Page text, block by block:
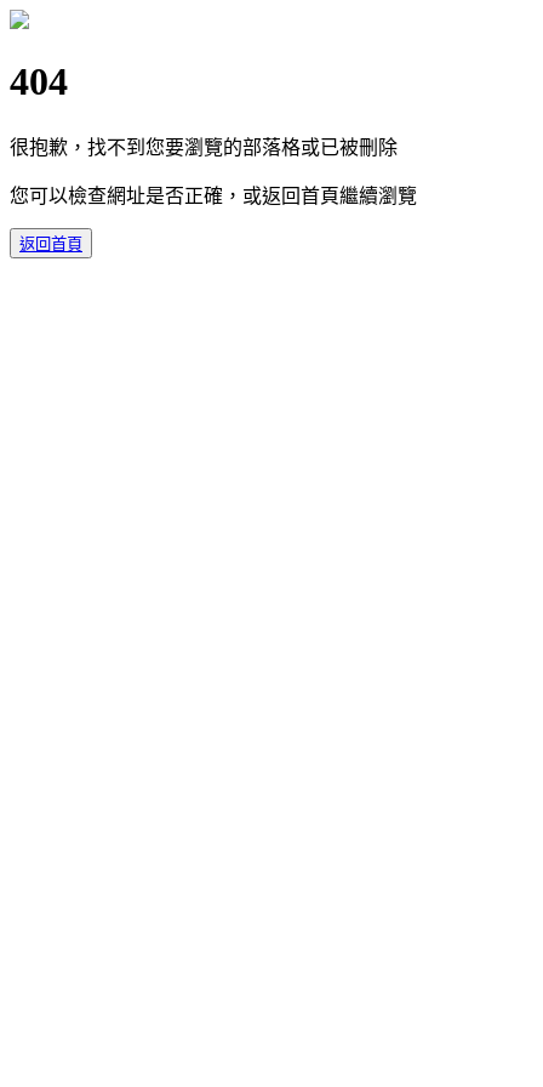
404
很抱歉，找不到您要瀏覽的部落格或已被刪除
您可以檢查網址是否正確，或返回首頁繼續瀏覽
返回首頁